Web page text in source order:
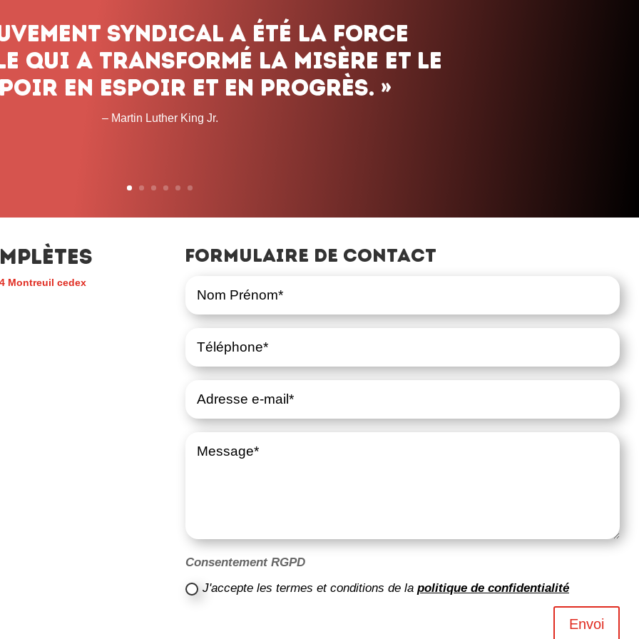
Montreuil cedex
Formulaire de contact
Consentement RGPD
J'accepte les termes et conditions de la politique de confidentialité
Envoi